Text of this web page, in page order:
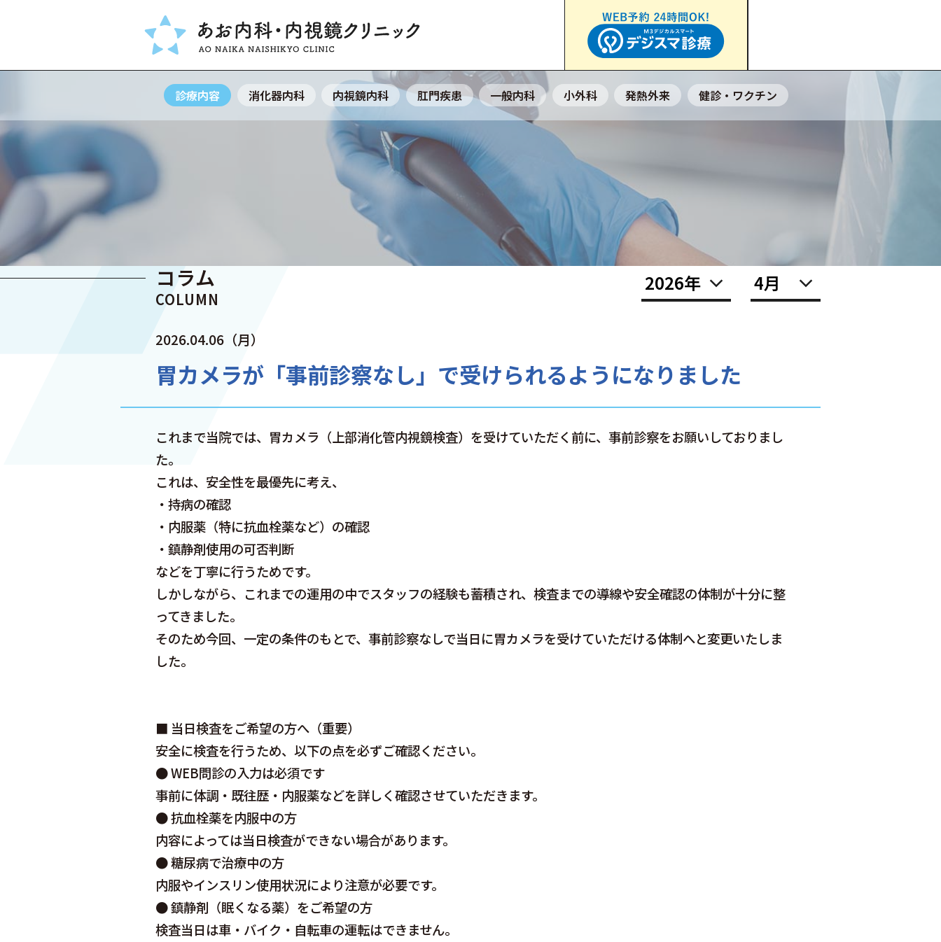
診療内容 消化器内科 内視鏡内科 肛門疾患 一般内科 小外科 発熱外来 健診・ワクチン
コラム
COLUMN
2026.04.06（月）
胃カメラが「事前診察なし」で受けられるようになりました
これまで当院では、胃カメラ（上部消化管内視鏡検査）を受けていただく前に、事前診察をお願いしておりまし
た。
これは、安全性を最優先に考え、
・持病の確認
・内服薬（特に抗血栓薬など）の確認
・鎮静剤使用の可否判断
などを丁寧に行うためです。
しかしながら、これまでの運用の中でスタッフの経験も蓄積され、検査までの導線や安全確認の体制が十分に整
ってきました。
そのため今回、一定の条件のもとで、事前診察なしで当日に胃カメラを受けていただける体制へと変更いたしま
した。
■ 当日検査をご希望の方へ（重要）
安全に検査を行うため、以下の点を必ずご確認ください。
● WEB問診の入力は必須です
事前に体調・既往歴・内服薬などを詳しく確認させていただきます。
● 抗血栓薬を内服中の方
内容によっては当日検査ができない場合があります。
● 糖尿病で治療中の方
内服やインスリン使用状況により注意が必要です。
● 鎮静剤（眠くなる薬）をご希望の方
検査当日は車・バイク・自転車の運転はできません。
当院について
当クリニックの特徴と強み
血液検査（当日判明）と超音波検査
クリニック理念
消化器・内視鏡診療
肛門疾患
内視鏡診療
一般内科
発熱外来
小外科
予防医療
健診・ワクチン
施設基準
胃カメラ・大腸カメラを
受ける方へ
初めての患者様へ
ご予約方法について
初診の流れ
発熱、かぜ症状で受診の方
よくあるご質問
アクセス
コラム
お問い合わせ